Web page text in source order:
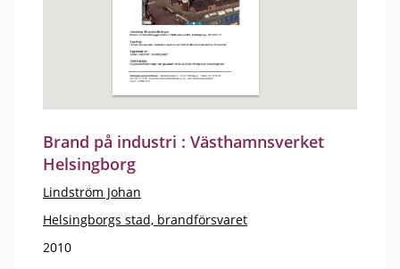
Brand på industri : Västhamnsverket
Helsingborg
Lindström Johan
Helsingborgs stad, brandförsvaret
2010